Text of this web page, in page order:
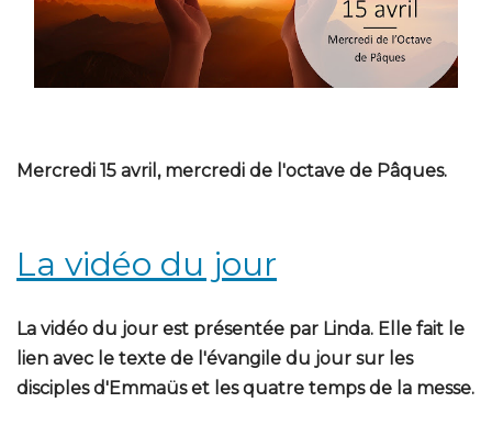
Mercredi 15 avril, mercredi de l'octave de Pâques.
La vidéo du jour
La vidéo du jour est présentée par Linda. Elle fait le
lien avec le texte de l'évangile du jour sur les
disciples d'Emmaüs et les quatre temps de la messe.